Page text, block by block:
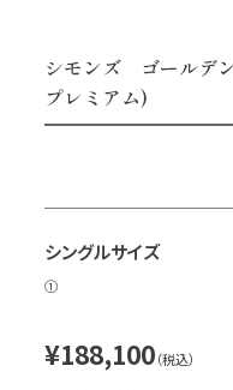
シモンズ ゴールデ
プレミアム)
シングルサイズ
①
¥188,100（税込）